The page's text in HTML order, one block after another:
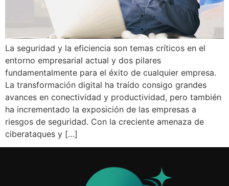
La seguridad y la eficiencia son temas críticos en el
entorno empresarial actual y dos pilares
fundamentalmente para el éxito de cualquier empresa.
La transformación digital ha traído consigo grandes
avances en conectividad y productividad, pero también
ha incrementado la exposición de las empresas a
riesgos de seguridad. Con la creciente amenaza de
ciberataques y […]